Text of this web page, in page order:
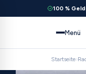
100 %
Menü
Startseite›